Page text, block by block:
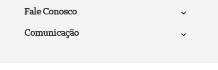
Fale Conosco
Comunicação